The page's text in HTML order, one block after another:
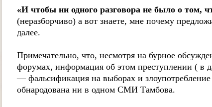
«И чтобы ни одного разговора не было о том,
(неразборчиво) а вот знаете, мне почему
далее.
Примечательно, что, несмотря на бурное
форумах, информация об этом преступлении ( в
— фальсификация на выборах и
обнародована ни в одном СМИ Тамбова.